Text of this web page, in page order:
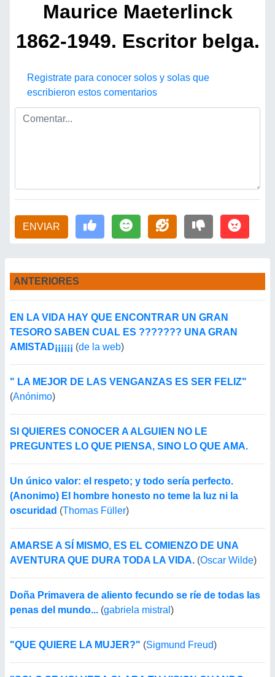
Maurice Maeterlinck
1862-1949. Escritor belga.
Registrate para conocer solos y solas que
escribieron estos comentarios
ENVIAR
ANTERIORES
EN LA VIDA HAY QUE ENCONTRAR UN GRAN
TESORO SABEN CUAL ES ??????? UNA GRAN
AMISTAD¡¡¡¡¡¡ (de la web)
" LA MEJOR DE LAS VENGANZAS ES SER FELIZ"
(Anónimo)
SI QUIERES CONOCER A ALGUIEN NO LE
PREGUNTES LO QUE PIENSA, SINO LO QUE AMA.
Un único valor: el respeto; y todo sería perfecto.
(Anonimo) El hombre honesto no teme la luz ni la
oscuridad (Thomas Füller)
AMARSE A SÍ MISMO, ES EL COMIENZO DE UNA
AVENTURA QUE DURA TODA LA VIDA. (Oscar Wilde)
Doña Primavera de aliento fecundo se ríe de todas las
penas del mundo... (gabriela mistral )
"QUE QUIERE LA MUJER?" (Sigmund Freud)